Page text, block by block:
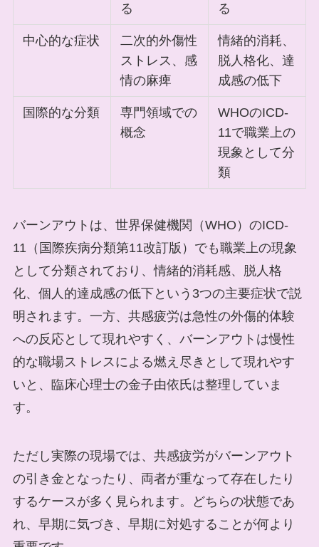
る
る
中心的な症状
二次的外傷性
ストレス、感
情の麻痺
情緒的消耗、
脱人格化、達
成感の低下
国際的な分類
専門領域での
概念
WHOのICD-
11で職業上の
現象として分
類
バーンアウトは、世界保健機関（WHO）のICD-
11（国際疾病分類第11改訂版）でも職業上の現象
として分類されており、情緒的消耗感、脱人格
化、個人的達成感の低下という3つの主要症状で説
明されます。一方、共感疲労は急性の外傷的体験
への反応として現れやすく、バーンアウトは慢性
的な職場ストレスによる燃え尽きとして現れやす
いと、臨床心理士の金子由依氏は整理していま
す。
ただし実際の現場では、共感疲労がバーンアウト
の引き金となったり、両者が重なって存在したり
するケースが多く見られます。どちらの状態であ
れ、早期に気づき、早期に対処することが何より